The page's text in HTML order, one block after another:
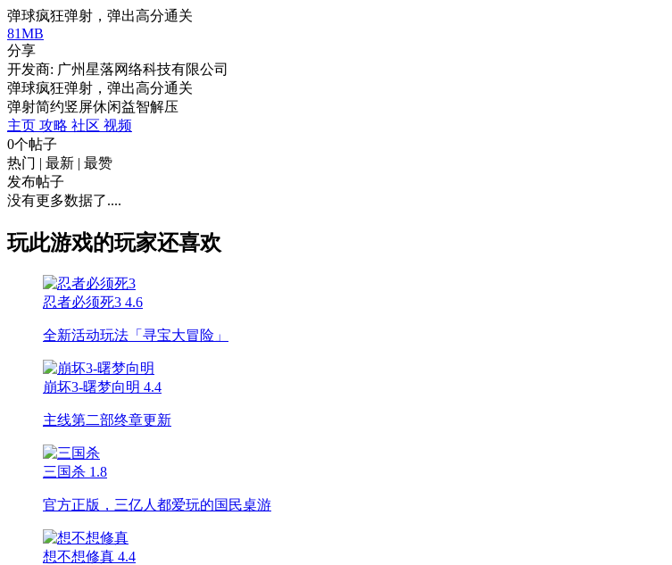
弹球疯狂弹射，弹出高分通关
81MB
分享
开发商: 广州星落网络科技有限公司
弹球疯狂弹射，弹出高分通关
弹射简约竖屏休闲益智解压
主页 攻略 社区 视频
0个帖子
热门 | 最新 | 最赞
发布帖子
没有更多数据了....
玩此游戏的玩家还喜欢
忍者必须死3 4.6
全新活动玩法「寻宝大冒险」
崩坏3-曙梦向明 4.4
主线第二部终章更新
三国杀 1.8
官方正版，三亿人都爱玩的国民桌游
想不想修真 4.4